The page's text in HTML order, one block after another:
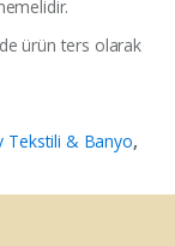
ürün ters olarak
Tekstili & Banyo,